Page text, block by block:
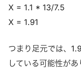
X = 1.1 * 13/7.5
X = 1.91
つまり足元では、
している可能性があ